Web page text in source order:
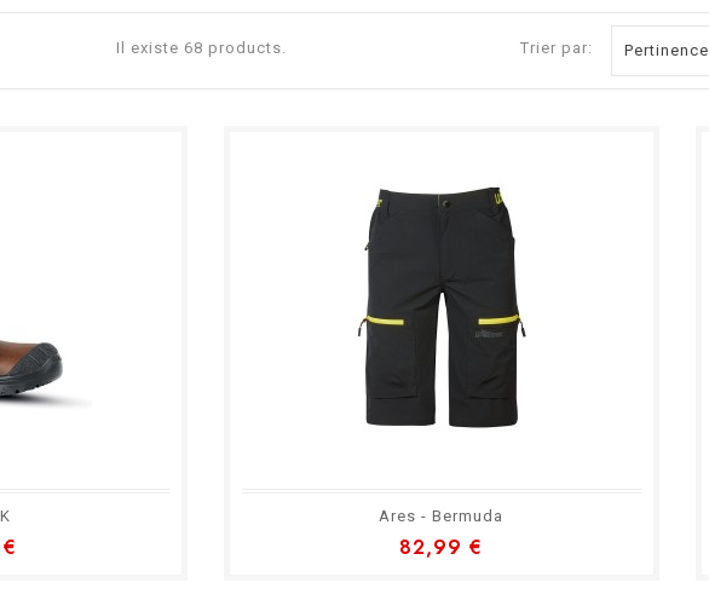
Il existe 68 products. Trier par: Pertinence
Ares - Bermuda
82,99 €